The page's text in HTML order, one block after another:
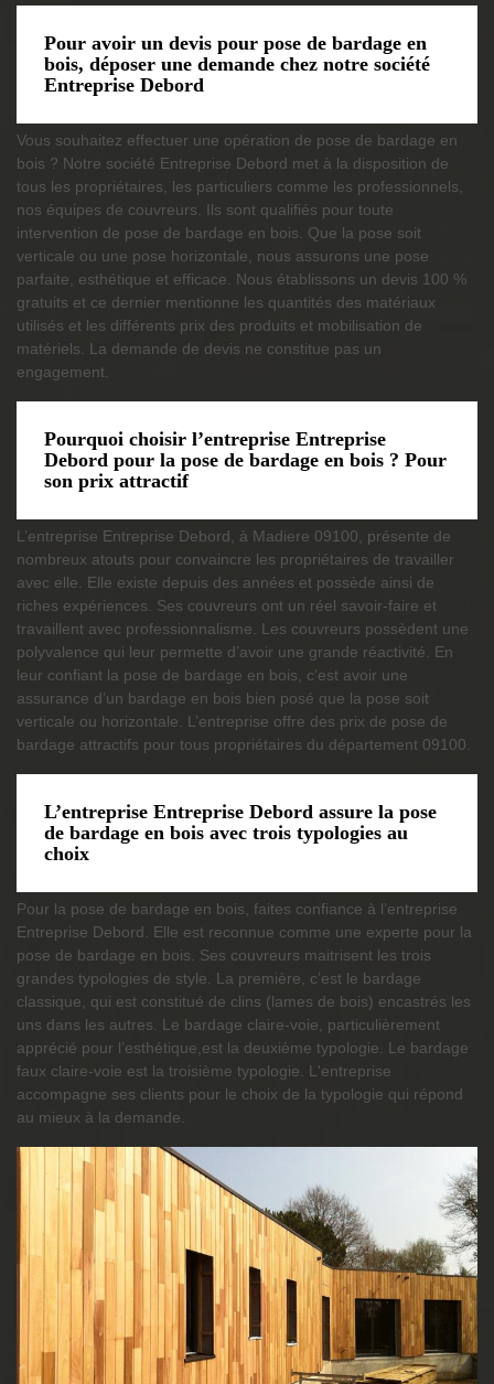
Pour avoir un devis pour pose de bardage en
bois, déposer une demande chez notre société
Entreprise Debord
Vous souhaitez effectuer une opération de pose de bardage en
bois ? Notre société Entreprise Debord met à la disposition de
tous les propriétaires, les particuliers comme les professionnels,
nos équipes de couvreurs. Ils sont qualifiés pour toute
intervention de pose de bardage en bois. Que la pose soit
verticale ou une pose horizontale, nous assurons une pose
parfaite, esthétique et efficace. Nous établissons un devis 100 %
gratuits et ce dernier mentionne les quantités des matériaux
utilisés et les différents prix des produits et mobilisation de
matériels. La demande de devis ne constitue pas un
engagement.
Pourquoi choisir l’entreprise Entreprise
Debord pour la pose de bardage en bois ? Pour
son prix attractif
L’entreprise Entreprise Debord, à Madiere 09100, présente de
nombreux atouts pour convaincre les propriétaires de travailler
avec elle. Elle existe depuis des années et possède ainsi de
riches expériences. Ses couvreurs ont un réel savoir-faire et
travaillent avec professionnalisme. Les couvreurs possèdent une
polyvalence qui leur permette d’avoir une grande réactivité. En
leur confiant la pose de bardage en bois, c’est avoir une
assurance d’un bardage en bois bien posé que la pose soit
verticale ou horizontale. L’entreprise offre des prix de pose de
bardage attractifs pour tous propriétaires du département 09100.
L’entreprise Entreprise Debord assure la pose
de bardage en bois avec trois typologies au
choix
Pour la pose de bardage en bois, faites confiance à l’entreprise
Entreprise Debord. Elle est reconnue comme une experte pour la
pose de bardage en bois. Ses couvreurs maitrisent les trois
grandes typologies de style. La première, c’est le bardage
classique, qui est constitué de clins (lames de bois) encastrés les
uns dans les autres. Le bardage claire-voie, particulièrement
apprécié pour l’esthétique,est la deuxième typologie. Le bardage
faux claire-voie est la troisième typologie. L'entreprise
accompagne ses clients pour le choix de la typologie qui répond
au mieux à la demande.